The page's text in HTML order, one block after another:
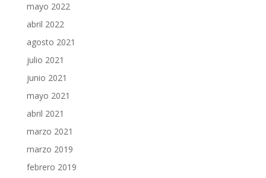
mayo 2022
abril 2022
agosto 2021
julio 2021
junio 2021
mayo 2021
abril 2021
marzo 2021
marzo 2019
febrero 2019